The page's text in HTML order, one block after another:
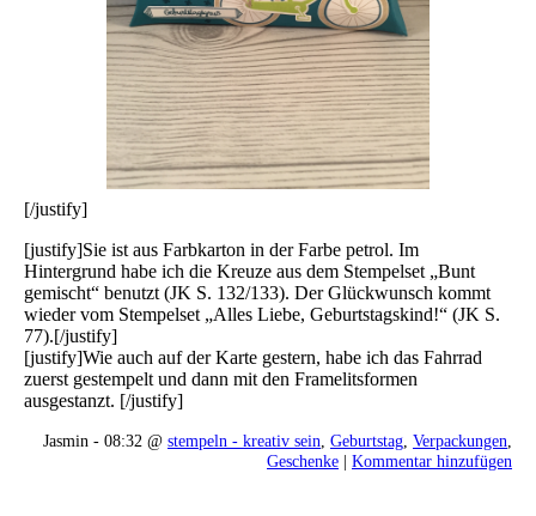
[/justify]
[justify]Sie ist aus Farbkarton in der Farbe petrol. Im
Hintergrund habe ich die Kreuze aus dem Stempelset „Bunt
gemischt“ benutzt (JK S. 132/133). Der Glückwunsch kommt
wieder vom Stempelset „Alles Liebe, Geburtstagskind!“ (JK S.
77).[/justify]
[justify]Wie auch auf der Karte gestern, habe ich das Fahrrad
zuerst gestempelt und dann mit den Framelitsformen
ausgestanzt. [/justify]
Jasmin - 08:32 @ stempeln - kreativ sein, Geburtstag, Verpackungen,
Geschenke | Kommentar hinzufügen